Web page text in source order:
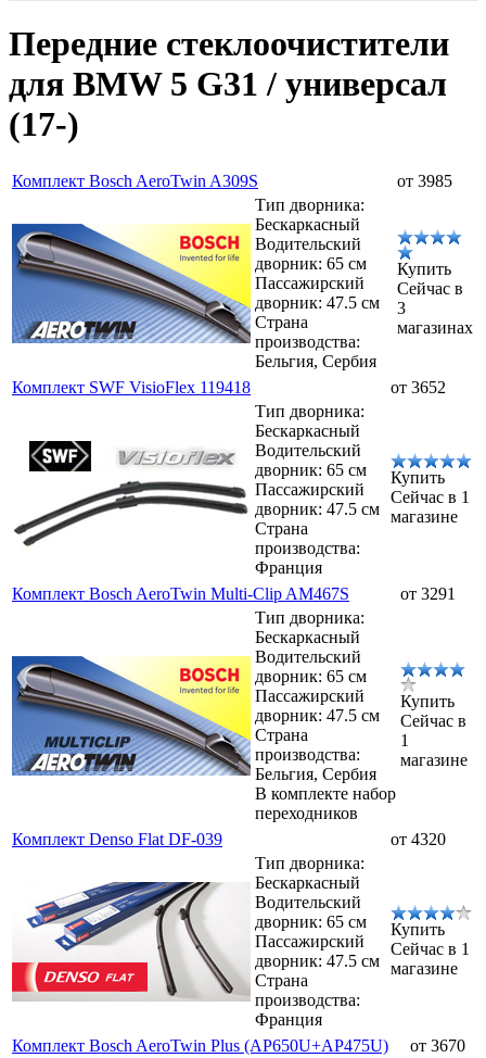
Передние стеклоочистители
для BMW 5 G31 / универсал
(17-)
Комплект Bosch AeroTwin A309S
от 3985
Тип дворника:
Бескаркасный
Водительский
дворник: 65 см
Пассажирский
дворник: 47.5 см
Страна
производства:
Бельгия, Сербия
Купить
Сейчас в
3
магазинах
Комплект SWF VisioFlex 119418
от 3652
Тип дворника:
Бескаркасный
Водительский
дворник: 65 см
Пассажирский
дворник: 47.5 см
Страна
производства:
Франция
Купить
Сейчас в 1
магазине
Комплект Bosch AeroTwin Multi-Clip AM467S
от 3291
Тип дворника:
Бескаркасный
Водительский
дворник: 65 см
Пассажирский
дворник: 47.5 см
Страна
производства:
Бельгия, Сербия
В комплекте набор
переходников
Купить
Сейчас в
1
магазине
Комплект Denso Flat DF-039
от 4320
Тип дворника:
Бескаркасный
Водительский
дворник: 65 см
Пассажирский
дворник: 47.5 см
Страна
производства:
Франция
Купить
Сейчас в 1
магазине
Комплект Bosch AeroTwin Plus (AP650U+AP475U)
от 3670